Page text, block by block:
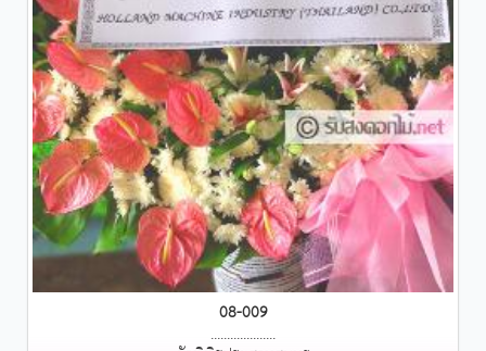
08-009
....................